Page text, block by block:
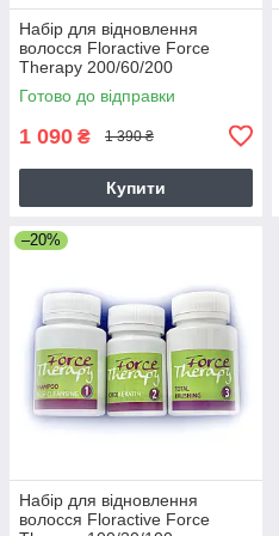
Набір для відновлення
волосся Floractive Force
Therapy 200/60/200
Готово до відправки
1 090 ₴ 1 390 ₴
Купити
–20%
Набір для відновлення
волосся Floractive Force